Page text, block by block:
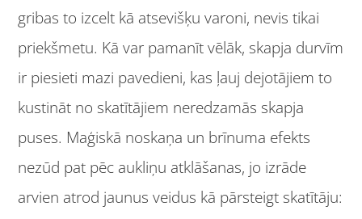
gribas to izcelt kā atsevišķu varoni, nevis tikai
priekšmetu. Kā var pamanīt vēlāk, skapja durvīm
ir piesieti mazi pavedieni, kas ļauj dejotājiem to
kustināt no skatītājiem neredzamās skapja
puses. Maģiskā noskaņa un brīnuma efekts
nezūd pat pēc aukliņu atklāšanas, jo izrāde
arvien atrod jaunus veidus kā pārsteigt skatītāju: